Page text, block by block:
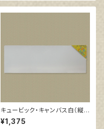
キュービック・キャンバス白（縦2
00㎜×横600㎜×厚38㎜）
¥1,375